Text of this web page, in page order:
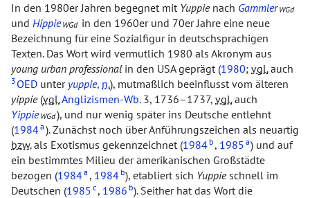
In den 1980er Jahren begegnet mit Yuppienach Gammler WGd
und Hippie WGd in den 1960er und 70er Jahre eine neue
Bezeichnung für eine Sozialfigur in deutschsprachigen
Texten. Das Wort wird vermutlich 1980 als Akronym aus
young urban professional in den USA geprägt (1980; vgl.auch
3OED unter yuppie, n.), mutmaßlich beeinflusst vom älteren
yippie(vgl.Anglizismen-Wb.3, 1736–1737, vgl.auch
Yippie WGd), und nur wenig später ins Deutsche entlehnt
(1984a ). Zunächst noch über Anführungszeichen als neuartig
bzw.als Exotismus gekennzeichnet (1984 b , 1985 a) und auf
ein bestimmtes Milieu der amerikanischen Großstädte
bezogen (1984a , 1984 b), etabliert sich Yuppieschnell im
Deutschen (1985 c , 1986 b). Seither hat das Wort die